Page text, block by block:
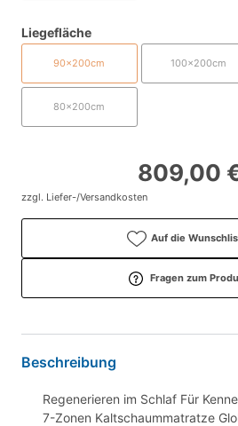
Liegefläche
90x200cm 100x200cm
80x200cm
809,00
zzgl. Liefer-/Versandkosten
Auf die
Fragen zum
Beschreibung
Regenerieren im Schlaf Für
7-Zonen Kaltschaummatratze